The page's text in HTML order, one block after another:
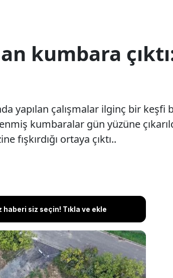
kumbara
yapılan çalışmalar ilginç bir
kumbaralar gün yüzüne
fışkırdığı ortaya çıktı..
haberi siz seçin! Tıkla ve ekle